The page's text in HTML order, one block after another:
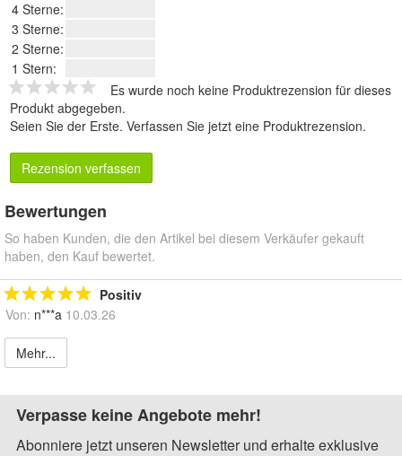
4 Sterne:
3 Sterne:
2 Sterne:
1 Stern:
Es wurde noch keine Produktrezension für dieses
Produkt abgegeben.
Seien Sie der Erste. Verfassen Sie jetzt eine Produktrezension.
Rezension verfassen
Bewertungen
So haben Kunden, die den Artikel bei diesem Verkäufer gekauft
haben, den Kauf bewertet.
Positiv
Von: n***a 10.03.26
Mehr...
Verpasse keine Angebote mehr!
Abonniere jetzt unseren Newsletter und erhalte exklusive